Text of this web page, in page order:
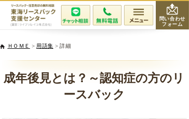
問い合わせ
フォーム
会社紹介
当社が選ばれる理由
ＨＯＭＥ > 用語集 > 詳細
成年後見とは？～認知症の方のリ
ースバック